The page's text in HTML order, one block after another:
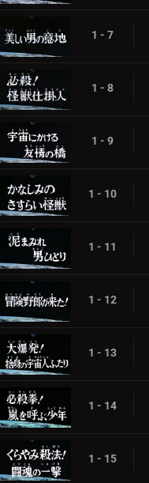
1 - 7
1 - 8
1 - 9
1 - 10
1 - 11
1 - 12
1 - 13
1 - 14
1 - 15